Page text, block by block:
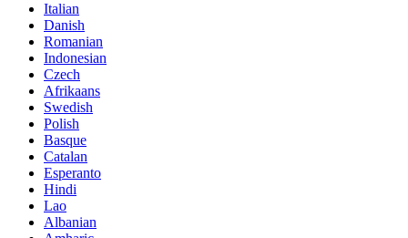
Italian
Danish
Romanian
Indonesian
Czech
Afrikaans
Swedish
Polish
Basque
Catalan
Esperanto
Hindi
Lao
Albanian